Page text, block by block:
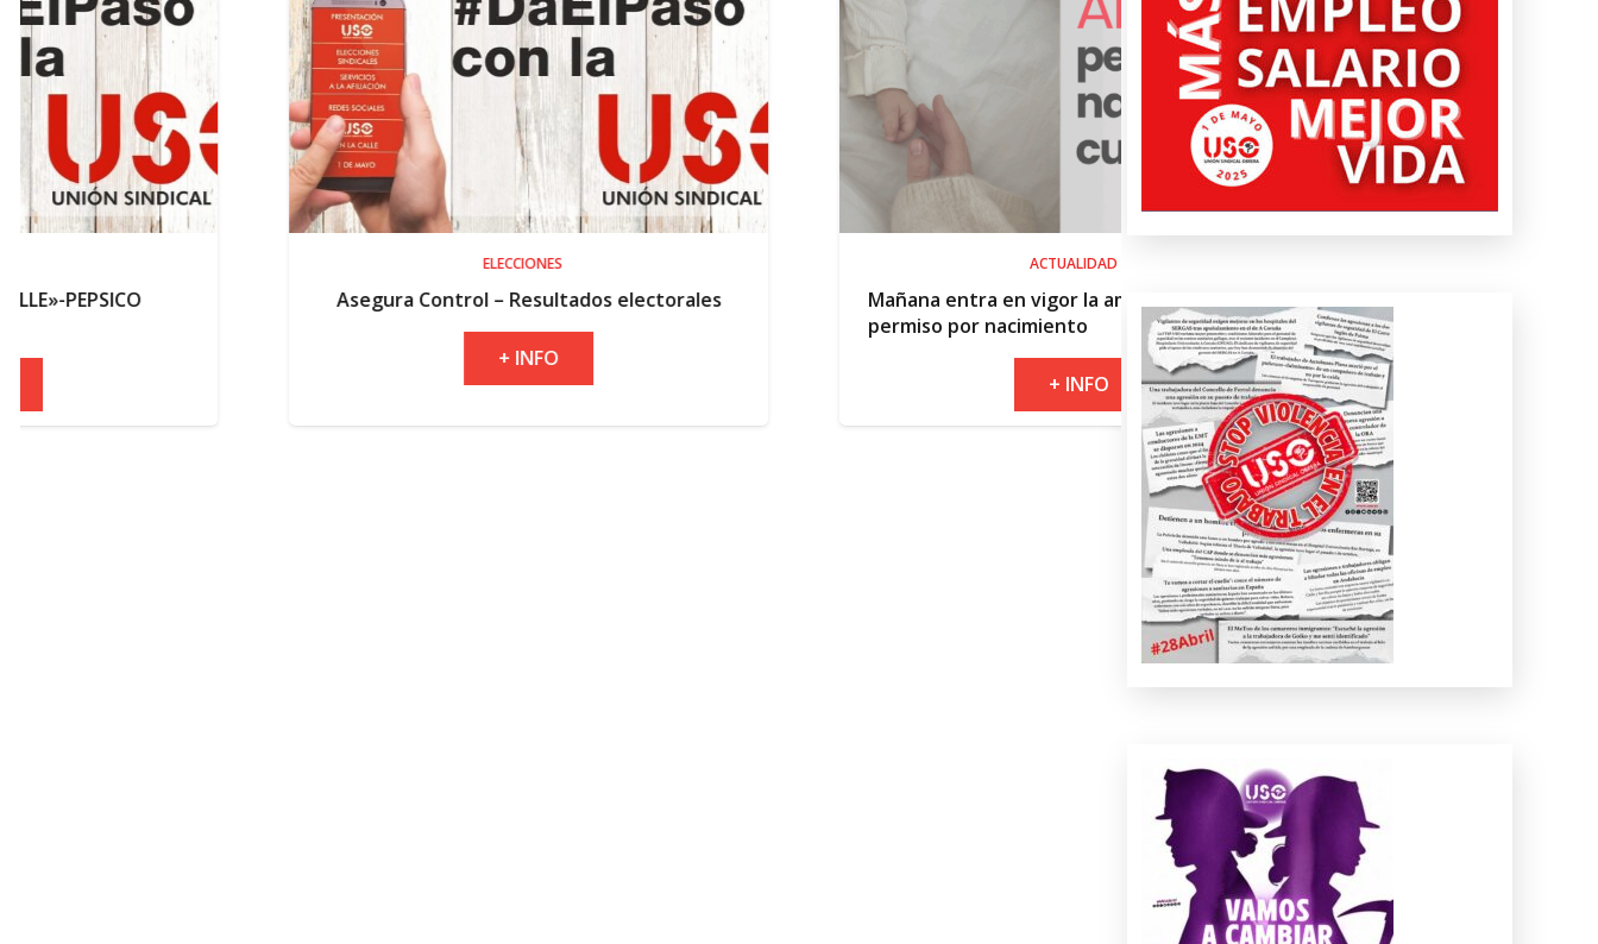
Asegura Control – Resultados electorales
Mañana entra en vigor la ampliación del
permiso por nacimiento
roja por calor